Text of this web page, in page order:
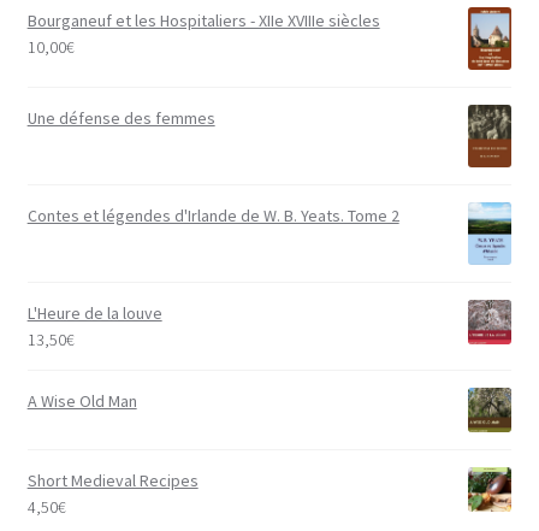
Bourganeuf et les Hospitaliers - XIIe XVIIIe siècles
10,00€
Une défense des femmes
Contes et légendes d'Irlande de W. B. Yeats. Tome 2
L'Heure de la louve
13,50€
A Wise Old Man
Short Medieval Recipes
4,50€